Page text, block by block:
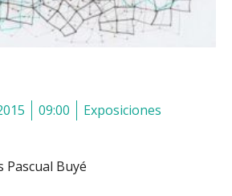
09:00 Exposiciones
Pascual Buyé